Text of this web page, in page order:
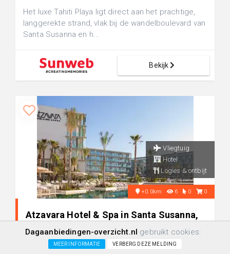
Het luxe Tahiti Playa ligt direct aan het prachtige,
langgerekte strand, vlak bij de wandelboulevard van
Santa Susanna en h...
Bekijk
Vliegtuig
Hotel
Logies & ontbijt
+0.0km 6 0 0
Atzavara Hotel & Spa in Santa Susanna,
Spanje
Dagaanbiedingen-overzicht.nl gebruikt cookies:
MEER INFORMATIE VERBERG DEZE MELDING